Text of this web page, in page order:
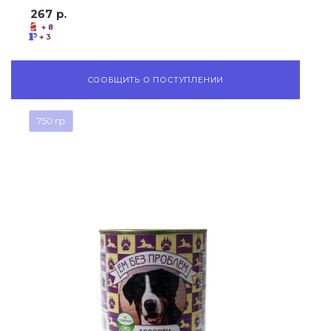
267 р.
+ 8
+ 3
СООБЩИТЬ О ПОСТУПЛЕНИИ
750 гр